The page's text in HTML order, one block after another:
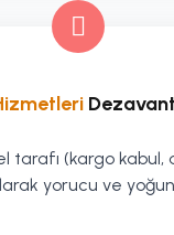
tarafı (kargo kabul,
yorucu ve